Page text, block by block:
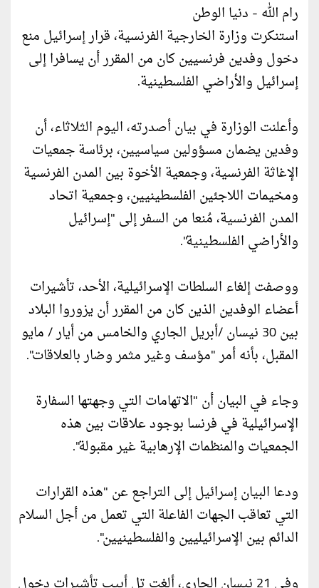
رام الله - دنيا الوطن
استنكرت وزارة الخارجية الفرنسية، قرار إسرائيل منع
دخول وفدين فرنسيين كان من المقرر أن يسافرا إلى
إسرائيل والأراضي الفلسطينية.
وأعلنت الوزارة في بيان أصدرته، اليوم الثلاثاء، أن
وفدين يضمان مسؤولين سياسيين، برئاسة جمعيات
الإغاثة الفرنسية، وجمعية الأخوة بين المدن الفرنسية
ومخيمات اللاجئين الفلسطينيين، وجمعية اتحاد
المدن الفرنسية، مُنعا من السفر إلى "إسرائيل
والأراضي الفلسطينية".
ووصفت إلغاء السلطات الإسرائيلية، الأحد، تأشيرات
أعضاء الوفدين الذين كان من المقرر أن يزوروا البلاد
بين 30 نيسان /أبريل الجاري والخامس من أيار / مايو
المقبل، بأنه أمر "مؤسف وغير مثمر وضار بالعلاقات".
وجاء في البيان أن "الاتهامات التي وجهتها السفارة
الإسرائيلية في فرنسا بوجود علاقات بين هذه
الجمعيات والمنظمات الإرهابية غير مقبولة".
ودعا البيان إسرائيل إلى التراجع عن "هذه القرارات
التي تعاقب الجهات الفاعلة التي تعمل من أجل السلام
الدائم بين الإسرائيليين والفلسطينيين".